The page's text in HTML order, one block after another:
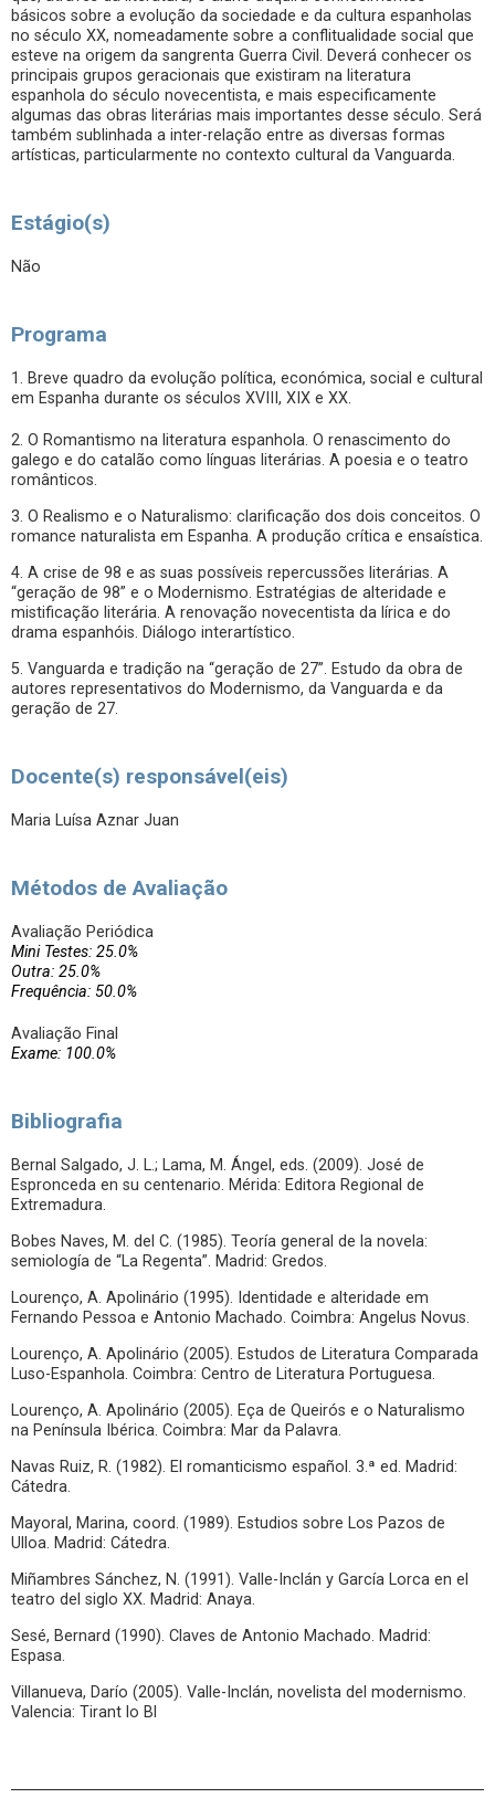
básicos sobre a evolução da sociedade e da cultura espanholas
no século XX, nomeadamente sobre a conflitualidade social que
esteve na origem da sangrenta Guerra Civil. Deverá conhecer os
principais grupos geracionais que existiram na literatura
espanhola do século novecentista, e mais especificamente
algumas das obras literárias mais importantes desse século. Será
também sublinhada a inter-relação entre as diversas formas
artísticas, particularmente no contexto cultural da Vanguarda.
Estágio(s)
Não
Programa
1. Breve quadro da evolução política, económica, social e cultural
em Espanha durante os séculos XVIII, XIX e XX.
2. O Romantismo na literatura espanhola. O renascimento do
galego e do catalão como línguas literárias. A poesia e o teatro
românticos.
3. O Realismo e o Naturalismo: clarificação dos dois conceitos. O
romance naturalista em Espanha. A produção crítica e ensaística.
4. A crise de 98 e as suas possíveis repercussões literárias. A
“geração de 98” e o Modernismo. Estratégias de alteridade e
mistificação literária. A renovação novecentista da lírica e do
drama espanhóis. Diálogo interartístico.
5. Vanguarda e tradição na “geração de 27”. Estudo da obra de
autores representativos do Modernismo, da Vanguarda e da
geração de 27.
Docente(s) responsável(eis)
Maria Luísa Aznar Juan
Métodos de Avaliação
Avaliação Periódica
Mini Testes: 25.0%
Outra: 25.0%
Frequência: 50.0%
Avaliação Final
Exame: 100.0%
Bibliografia
Bernal Salgado, J. L.; Lama, M. Ángel, eds. (2009). José de
Espronceda en su centenario. Mérida: Editora Regional de
Extremadura.
Bobes Naves, M. del C. (1985). Teoría general de la novela:
semiología de “La Regenta”. Madrid: Gredos.
Lourenço, A. Apolinário (1995). Identidade e alteridade em
Fernando Pessoa e Antonio Machado. Coimbra: Angelus Novus.
Lourenço, A. Apolinário (2005). Estudos de Literatura Comparada
Luso-Espanhola. Coimbra: Centro de Literatura Portuguesa.
Lourenço, A. Apolinário (2005). Eça de Queirós e o Naturalismo
na Península Ibérica. Coimbra: Mar da Palavra.
Navas Ruiz, R. (1982). El romanticismo español. 3.ª ed. Madrid:
Cátedra.
Mayoral, Marina, coord. (1989). Estudios sobre Los Pazos de
Ulloa. Madrid: Cátedra.
Miñambres Sánchez, N. (1991). Valle-Inclán y García Lorca en el
teatro del siglo XX. Madrid: Anaya.
Sesé, Bernard (1990). Claves de Antonio Machado. Madrid:
Espasa.
Villanueva, Darío (2005). Valle-Inclán, novelista del modernismo.
Valencia: Tirant lo Bl